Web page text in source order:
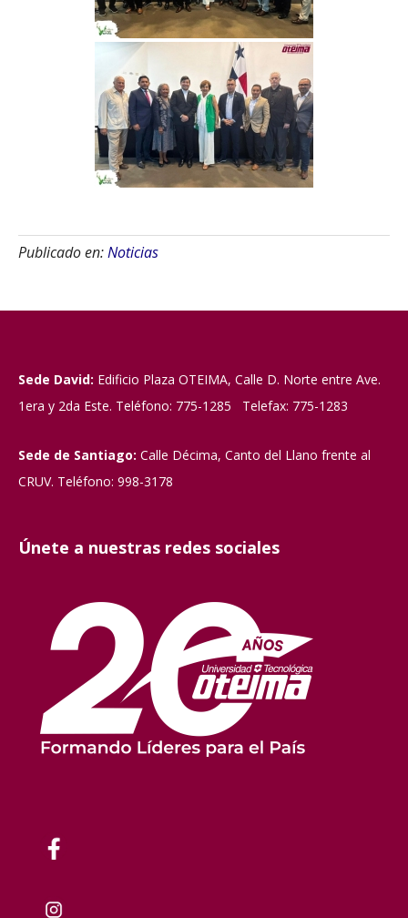
Publicado en:Noticias
Sede David: Edificio Plaza OTEIMA, Calle D. Norte entre Ave.
1era y 2da Este. Teléfono: 775-1285 Telefax: 775-1283
Sede de Santiago: Calle Décima, Canto del Llano frente al
CRUV. Teléfono: 998-3178
Únete a nuestras redes sociales